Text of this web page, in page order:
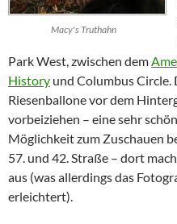
Macy'sTruthahn
Park West , zwischen dem
History und Columbus Circle
Riesenballone vor dem
vorbeiziehen – eine sehr
Möglichkeit zum Zuschauen
57. und 42. Straße – dort
aus (was allerdings das
erleichtert).